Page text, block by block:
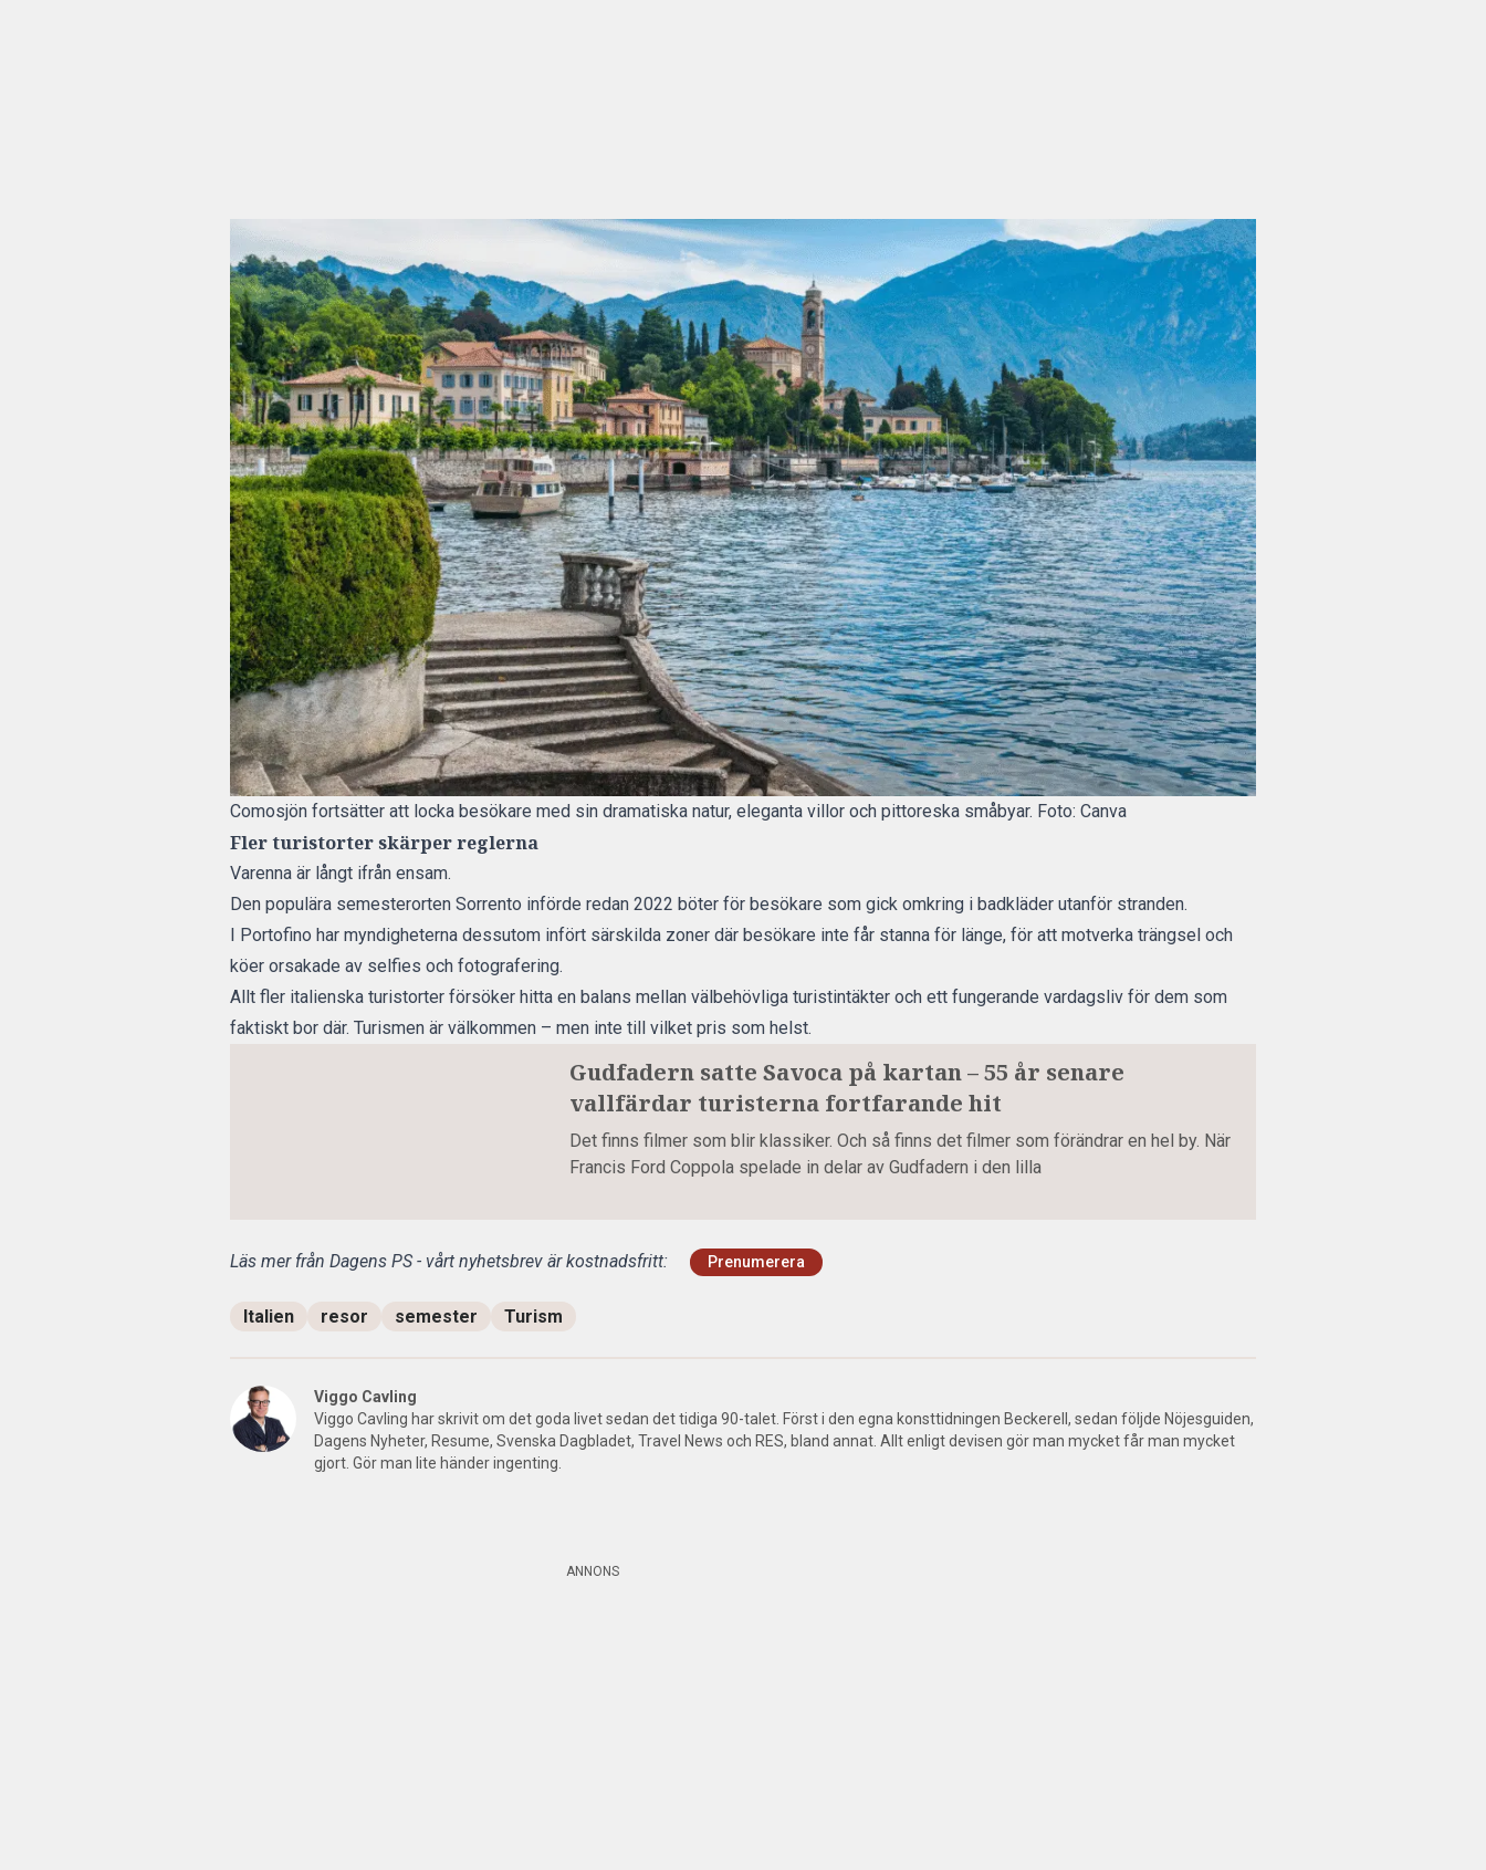
Comosjön fortsätter att locka besökare med sin dramatiska natur, eleganta villor och pittoreska småbyar. Foto: Canva
Fler turistorter skärper reglerna
Varenna är långt ifrån ensam.
Den populära semesterorten Sorrento införde redan 2022 böter för besökare som gick omkring i badkläder utanför stranden.
I Portofino har myndigheterna dessutom infört särskilda zoner där besökare inte får stanna för länge, för att motverka trängsel och
köer orsakade av selfies och fotografering.
Allt fler italienska turistorter försöker hitta en balans mellan välbehövliga turistintäkter och ett fungerande vardagsliv för dem som
faktiskt bor där. Turismen är välkommen – men inte till vilket pris som helst.
Gudfadern satte Savoca på kartan – 55 år senare
vallfärdar turisterna fortfarande hit
Det finns filmer som blir klassiker. Och så finns det filmer som förändrar en hel by. När
Francis Ford Coppola spelade in delar av Gudfadern i den lilla
Läs mer från Dagens PS - vårt nyhetsbrev är kostnadsfritt: Prenumerera
Italien resor semester Turism
Viggo Cavling
Viggo Cavling har skrivit om det goda livet sedan det tidiga 90-talet. Först i den egna konsttidningen Beckerell, sedan följde Nöjesguiden,
Dagens Nyheter, Resume, Svenska Dagbladet, Travel News och RES, bland annat. Allt enligt devisen gör man mycket får man mycket
gjort. Gör man lite händer ingenting.
ANNONS